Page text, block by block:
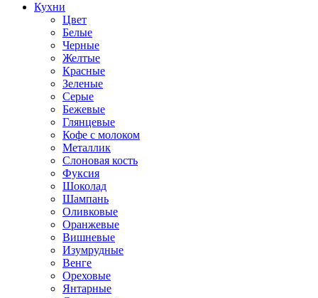
Кухни
Цвет
Белые
Черные
Желтые
Красные
Зеленые
Серые
Бежевые
Глянцевые
Кофе с молоком
Металлик
Слоновая кость
Фуксия
Шоколад
Шампань
Оливковые
Оранжевые
Вишневые
Изумрудные
Венге
Ореховые
Янтарные